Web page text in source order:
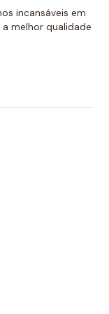
de polo
todos
aquático,
desporto
variedade de
nossa ampla
gama de
incansáveis em
melhor qualidade